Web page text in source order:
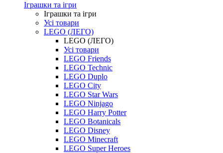
Іграшки та ігри
Іграшки та ігри
Усі товари
LEGO (ЛЕГО)
LEGO (ЛЕГО)
Усі товари
LEGO Friends
LEGO Technic
LEGO Duplo
LEGO City
LEGO Star Wars
LEGO Ninjago
LEGO Harry Potter
LEGO Botanicals
LEGO Disney
LEGO Minecraft
LEGO Super Heroes